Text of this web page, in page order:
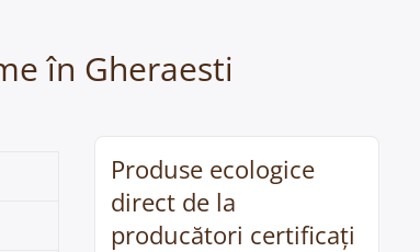
în Gheraesti
Produse ecologice
direct de la
producători certificați